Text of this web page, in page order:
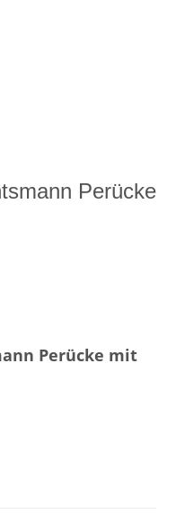
Perücke
Perücke mit